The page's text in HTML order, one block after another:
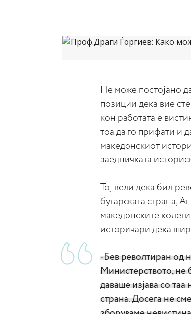
Не може постојано
позиции дека вие сте
кон работата е
тоа да го прифати и
македонскиот
заедничката
Тој вели дека бил
бугарската страна,
македонските
историчари дека
-Бев револтиран од
Министерството, не
даваше изјава со
страна. Досега не